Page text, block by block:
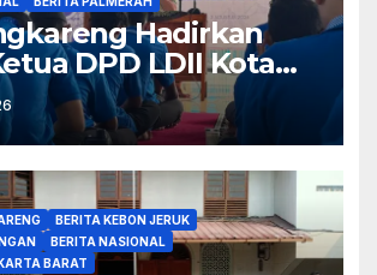
Hadirkan
DPD LDII Kota
Barat
BERITA KEBON JERUK
BERITA NASIONAL
BARAT